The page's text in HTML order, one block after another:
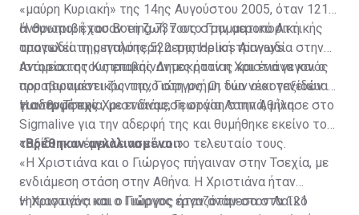
«μαύρη Κυριακή» της 14ης Αυγούστου 2005, όταν 121
άνθρωποι έχασαν τη ζωή τους στην αεροπορική
τραγωδία της πτήσης 522 της Helios Airways.
Η συντριβή του Boeing 737 στο Γραμματικό Αττικής
αποτελεί τη μεγαλύτερη αεροπορική τραγωδία στην
ιστορία της Κυπριακής Δημοκρατίας και ένα γεγονός
που παραμένει ζωντανό στη μνήμη των οικογενειών
των θυμάτων.
Ανάμεσα στους επιβαίνοντες ήταν η Χριστιάνα και ο
αρραβωνιαστικός της, Γιώργος. Οι δύο νέοι ταξίδευαν
για την Τσεχία, με ενδιάμεση στάση στην Αθήνα.
Η αδερφή της Χριστιάνας, Γεωργία Λαππά, μίλησε στο
Sigmalive για την αδερφή της και θυμήθηκε εκείνο το
ταξίδι που έμελλε να είναι το τελευταίο τους.
«Βρέθηκαν αγκαλιασμένοι»
«Η Χριστιάνα και ο Γιώργος πήγαιναν στην Τσεχία, με
ενδιάμεση στάση στην Αθήνα. Η Χριστιάνα ήταν
νηπιαγωγός και ο Γιώργος εργαζόταν στον Λαϊκό
Η Χριστιάνα και ο Γιώργος ήταν ανάμεσα στα 121